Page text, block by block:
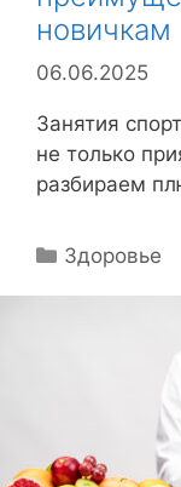
новичкам
06.06.2025
Занятия
не только
разбираем
Р
Здоровье